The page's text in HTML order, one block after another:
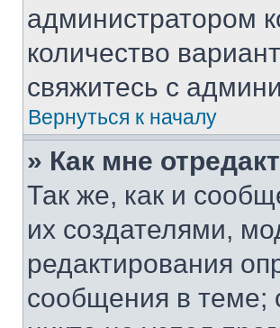
администратором
количество
свяжитесь с
Вернуться к началу
» Как мне
Так же, как и
их создателями,
редактирования
сообщения в теме;